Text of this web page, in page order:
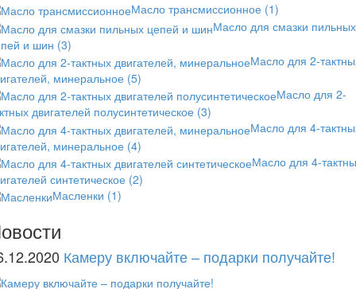
Масло трансмиссионное (1)
Масло для смазки пильных
и шин (3)
Масло для 2-
минеральное (5)
Масло для 2-
двигателей полусинтетическое (3)
Масло для 4-
минеральное (4)
Масло для 4-
синтетическое (2)
Масленки (1)
Камеру включайте – подарки получайте!